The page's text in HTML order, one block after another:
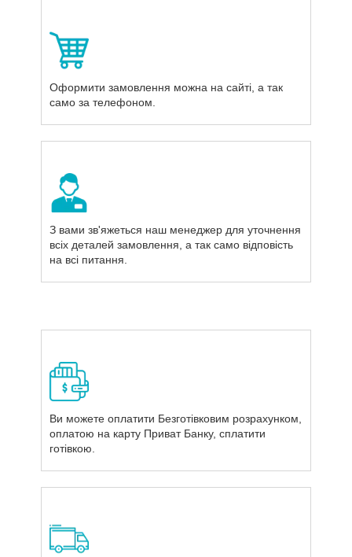
Оформити замовлення можна на сайті, а так
само за телефоном.
З вами зв'яжеться наш менеджер для уточнення
всіх деталей замовлення, а так само відповість
на всі питання.
Ви можете оплатити Безготівковим розрахунком,
оплатою на карту Приват Банку, сплатити
готівкою.